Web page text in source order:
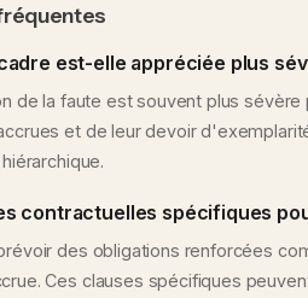
est-elle appréciée plus
de la faute est souvent plus
et de leur devoir
contractuelles spécifiques
des obligations renforcées
Ces clauses spécifiques